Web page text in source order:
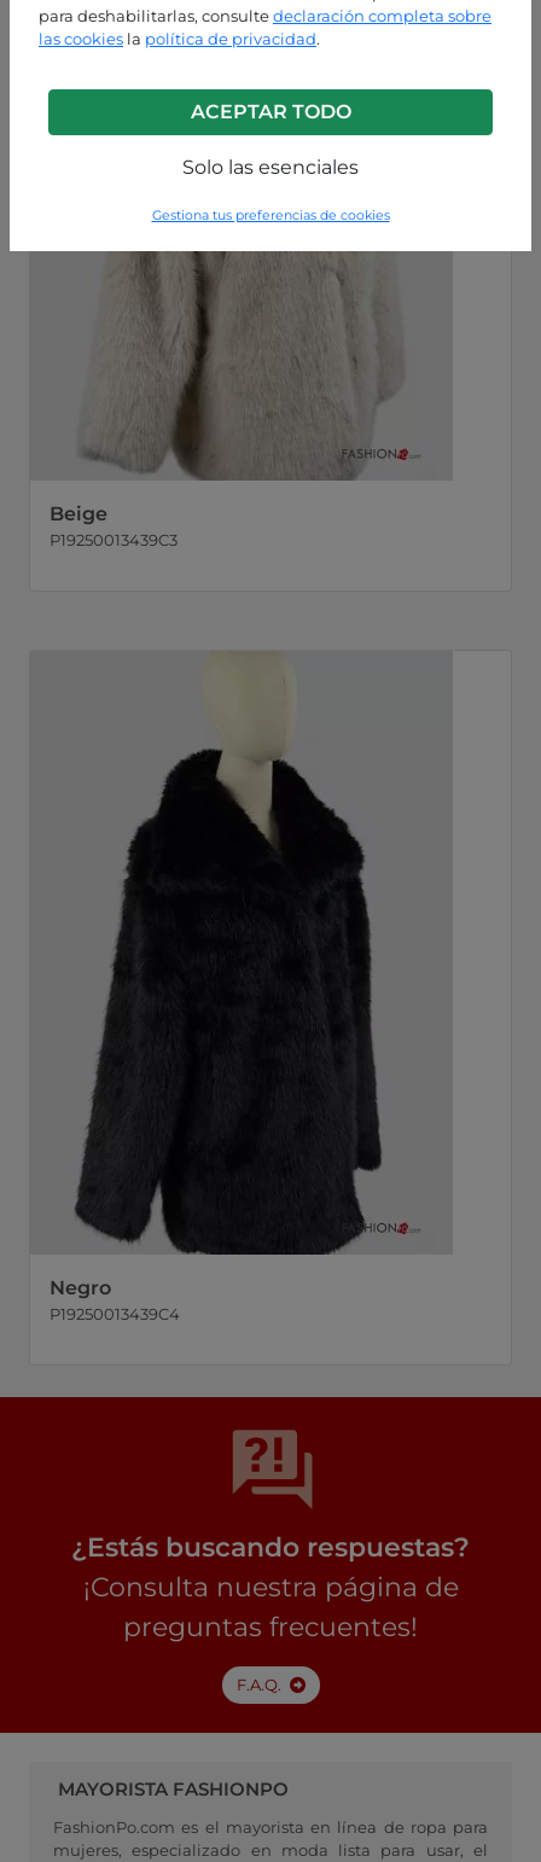
para deshabilitarlas, consultedeclaración completa sobre
las cookies la política de privacidad.
ACEPTAR TODO
Solo las esenciales
Gestiona tus preferencias de cookies
Beige
P19250013439C3
Negro
P19250013439C4
¿Estás buscando respuestas?
¡Consulta nuestra página de
preguntas frecuentes!
F.A.Q.
MAYORISTA FASHIONPO
FashionPo.com es el mayorista en línea de ropa para
mujeres, especializado en moda lista para usar, el